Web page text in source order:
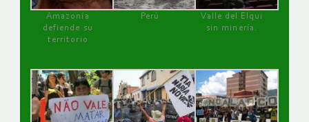
Amazonía
defiende su
territorio
Perú
Valle del Elqui
sin minería.